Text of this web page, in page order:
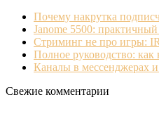
Почему накрутка
Janome 5500:
Стриминг не про игры:
Полное руководство: как
Каналы в мессенджерах
Свежие комментарии